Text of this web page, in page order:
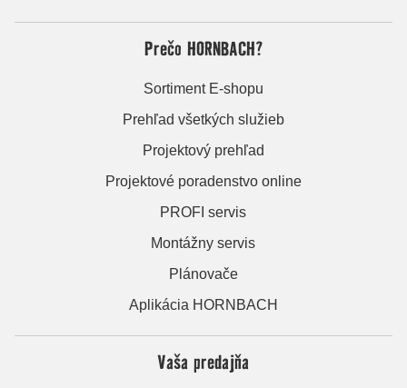
Prečo HORNBACH?
Sortiment E-shopu
Prehľad všetkých služieb
Projektový prehľad
Projektové poradenstvo online
PROFI servis
Montážny servis
Plánovače
Aplikácia HORNBACH
Vaša predajňa